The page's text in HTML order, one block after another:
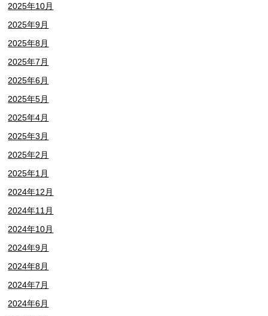
2025年10月
2025年9月
2025年8月
2025年7月
2025年6月
2025年5月
2025年4月
2025年3月
2025年2月
2025年1月
2024年12月
2024年11月
2024年10月
2024年9月
2024年8月
2024年7月
2024年6月